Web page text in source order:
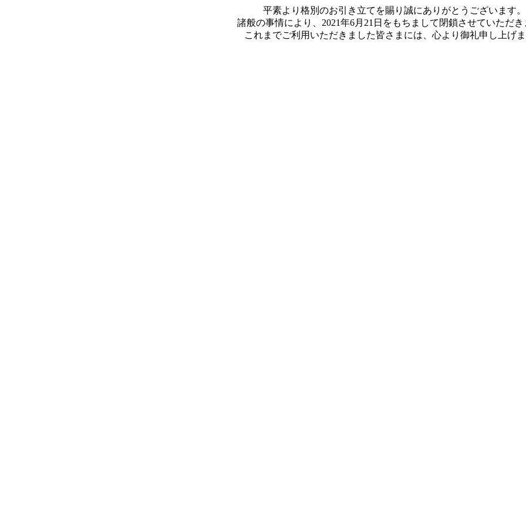
平素より格別のお引き立てを賜り誠にありがとうございます。
諸般の事情により、2021年6月21日をもちまして閉鎖させていただき
これまでご利用いただきました皆さまには、心より御礼申し上げま